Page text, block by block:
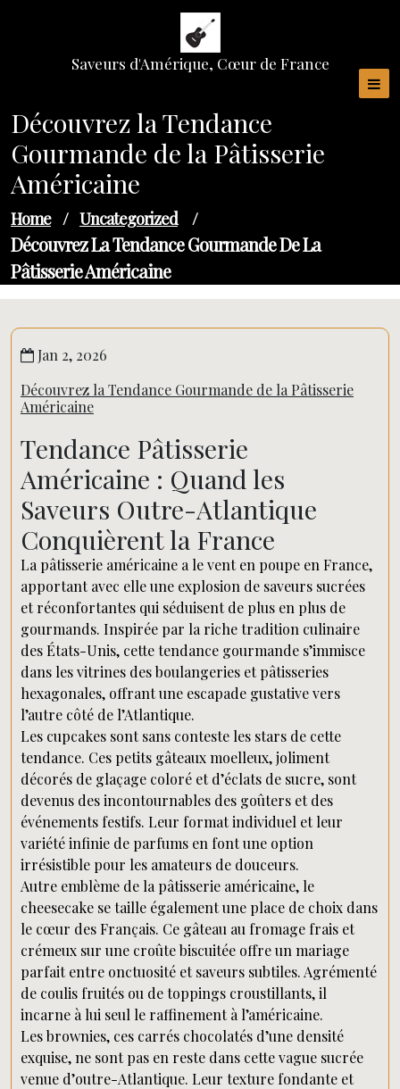
Saveurs d'Amérique, Cœur de France
Découvrez la Tendance
Gourmande de la Pâtisserie
Américaine
Home / Uncategorized /
Découvrez La Tendance Gourmande De La
Pâtisserie Américaine
Jan 2, 2026
Découvrez la Tendance Gourmande de la Pâtisserie
Américaine
Tendance Pâtisserie
Américaine : Quand les
Saveurs Outre-Atlantique
Conquièrent la France
La pâtisserie américaine a le vent en poupe en France,
apportant avec elle une explosion de saveurs sucrées
et réconfortantes qui séduisent de plus en plus de
gourmands. Inspirée par la riche tradition culinaire
des États-Unis, cette tendance gourmande s’immisce
dans les vitrines des boulangeries et pâtisseries
hexagonales, offrant une escapade gustative vers
l’autre côté de l’Atlantique.
Les cupcakes sont sans conteste les stars de cette
tendance. Ces petits gâteaux moelleux, joliment
décorés de glaçage coloré et d’éclats de sucre, sont
devenus des incontournables des goûters et des
événements festifs. Leur format individuel et leur
variété infinie de parfums en font une option
irrésistible pour les amateurs de douceurs.
Autre emblème de la pâtisserie américaine, le
cheesecake se taille également une place de choix dans
le cœur des Français. Ce gâteau au fromage frais et
crémeux sur une croûte biscuitée offre un mariage
parfait entre onctuosité et saveurs subtiles. Agrémenté
de coulis fruités ou de toppings croustillants, il
incarne à lui seul le raffinement à l’américaine.
Les brownies, ces carrés chocolatés d’une densité
exquise, ne sont pas en reste dans cette vague sucrée
venue d’outre-Atlantique. Leur texture fondante et